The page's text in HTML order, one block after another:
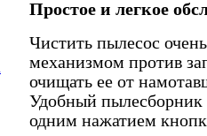
Простое и легкое
Чистить пылесос
механизмом против
очищать ее от
Удобный пылесборник
одним нажатием